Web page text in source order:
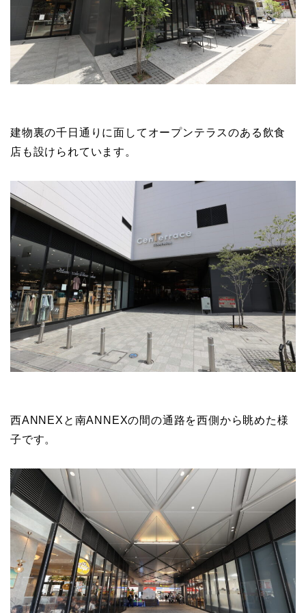
建物裏の千日通りに面してオープンテラスのある飲食
店も設けられています。
西ANNEXと南ANNEXの間の通路を西側から眺めた様
子です。